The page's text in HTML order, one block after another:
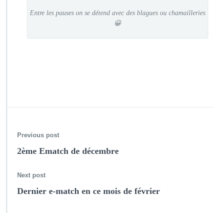
Entre les pauses on se détend avec des blagues ou chamailleries
😀
Previous post
2ème Ematch de décembre
Next post
Dernier e-match en ce mois de février